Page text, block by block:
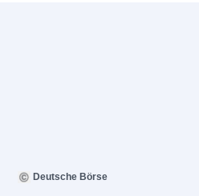
Deutsche Börse